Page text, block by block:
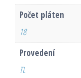
Počet pláten
18
Provedení
TL